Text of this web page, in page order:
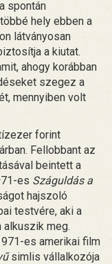
spontán
hely ebben a
látványosan
a kiutat.
ahogy korábban
szegez a
mennyiben volt
forint
Fellobbant az
beintett a
es Száguldás a
hajszoló
testvére, aki a
meg.
es amerikai film
simlis vállalkozója